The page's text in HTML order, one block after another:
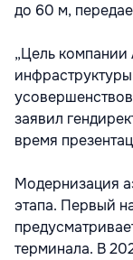
до 60 м,
„Цель компании
заявил
время
Модернизация
этапа. Первый
терминала. В